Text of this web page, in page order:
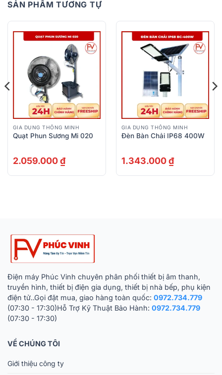
SẢN PHẨM TƯƠNG TỰ
GIA DỤNG THÔNG MINH
Quạt Phun Sương Mi 020
2.059.000₫
GIA DỤNG THÔNG MINH
Đèn Bàn Chải IP68 400W
1.343.000₫
Điện máy Phúc Vinh chuyên phân phối thiết bị âm thanh,
truyền hình, thiết bị điện gia dụng, thiết bị nhà bếp, phụ kiện
điện tử..Gọi đặt mua, giao hàng toàn quốc: 0972.734.779
(07:30 - 17:30)Hỗ Trợ Kỹ Thuật Bảo Hành: 0972.734.779
(07:30 - 17:30)
VỀ CHÚNG TÔI
Giới thiệu công ty